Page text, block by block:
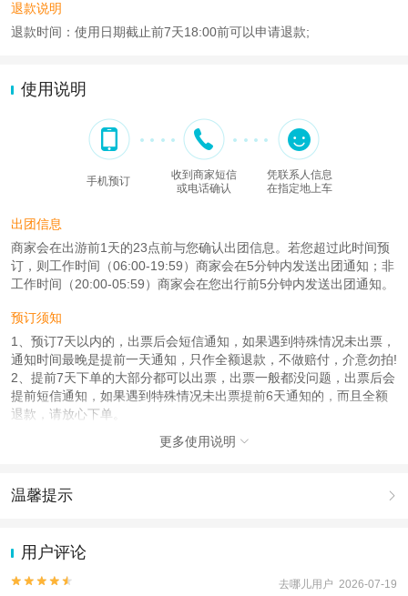
退款说明
退款时间：使用日期截止前7天18:00前可以申请退款;
使用说明
手机预订
收到商家短信
或电话确认
凭联系人信息
在指定地上车
出团信息
商家会在出游前1天的23点前与您确认出团信息。若您超过此时间预
订，则工作时间（06:00-19:59）商家会在5分钟内发送出团通知；非
工作时间（20:00-05:59）商家会在您出行前5分钟内发送出团通知。
预订须知
1、预订7天以内的，出票后会短信通知，如果遇到特殊情况未出票，
通知时间最晚是提前一天通知，只作全额退款，不做赔付，介意勿拍!
2、提前7天下单的大部分都可以出票，出票一般都没问题，出票后会
提前短信通知，如果遇到特殊情况未出票提前6天通知的，而且全额
退款，请放心下单。
小程序上可能不会显示具体预约信息。军博门票是否约上会由我们通
知您。如果您未收到通知，说明一切正常通行。
1、预订7天以内的，出票后会短信通知，如果遇到特殊情况未出票，
2、提前7天下单的大部分都可以出票，出票一般都没问题，出票后会
提前短信通知，如果遇到特殊情况未出票提前6天通知的，而且全额
退款，请放心下单。
更多使用说明 
温馨提示 
动（如跳伞、潜水、滑雪等）前，请务必仔细阅读
2.为普及旅游安全知识及旅游文明公约，使您的旅程顺利圆满完成，
特制定《去哪儿网旅游安全手册》 ，请您认真阅读并切实遵守。
用户评论

 去哪儿用户 2026-07-19